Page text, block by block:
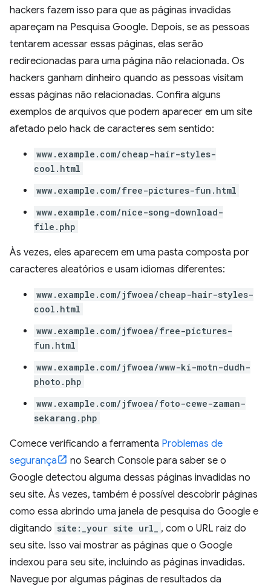
hackers fazem isso para que as páginas invadidas
apareçam na Pesquisa Google. Depois, se as pessoas
tentarem acessar essas páginas, elas serão
redirecionadas para uma página não relacionada. Os
hackers ganham dinheiro quando as pessoas visitam
essas páginas não relacionadas. Confira alguns
exemplos de arquivos que podem aparecer em um site
afetado pelo hack de caracteres sem sentido:
www.example.com/cheap-hair-styles-
cool.html
www.example.com/free-pictures-fun.html
www.example.com/nice-song-download-
file.php
Às vezes, eles aparecem em uma pasta composta por
caracteres aleatórios e usam idiomas diferentes:
www.example.com/jfwoea/cheap-hair-styles-
cool.html
www.example.com/jfwoea/free-pictures-
fun.html
www.example.com/jfwoea/www-ki-motn-dudh-
photo.php
www.example.com/jfwoea/foto-cewe-zaman-
sekarang.php
Comece verificando a ferramenta Problemas de
segurança
no Search Console para saber se o
Google detectou alguma dessas páginas invadidas no
seu site. Às vezes, também é possível descobrir páginas
como essa abrindo uma janela de pesquisa do Google e
digitando site:_your site url_
, com o URL raiz do
seu site. Isso vai mostrar as páginas que o Google
indexou para seu site, incluindo as páginas invadidas.
Navegue por algumas páginas de resultados da